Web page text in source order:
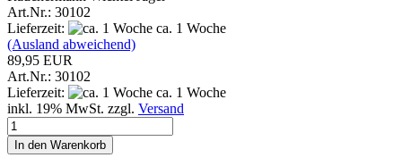
Art.Nr.: 30102
Lieferzeit:
ca. 1 Woche
(Ausland abweichend)
89,95 EUR
Art.Nr.: 30102
Lieferzeit:
ca. 1 Woche
inkl. 19% MwSt. zzgl. Versand
In den Warenkorb